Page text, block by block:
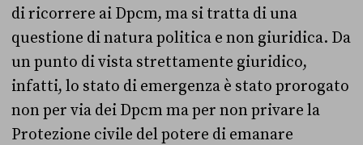
di ricorrere ai Dpcm, ma si tratta di una
questione di natura politica e non giuridica. Da
un punto di vista strettamente giuridico,
infatti, lo stato di emergenza è stato prorogato
non per via dei Dpcm ma per non privare la
Protezione civile del potere di emanare